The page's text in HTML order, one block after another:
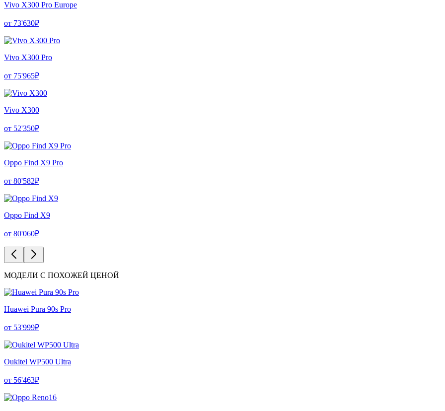
Vivo X300 Pro Europe
от 73'630₽
Vivo X300 Pro
от 75'965₽
Vivo X300
от 52'350₽
Oppo Find X9 Pro
от 80'582₽
Oppo Find X9
от 80'060₽
МОДЕЛИ С ПОХОЖЕЙ ЦЕНОЙ
Huawei Pura 90s Pro
от 53'999₽
Oukitel WP500 Ultra
от 56'463₽